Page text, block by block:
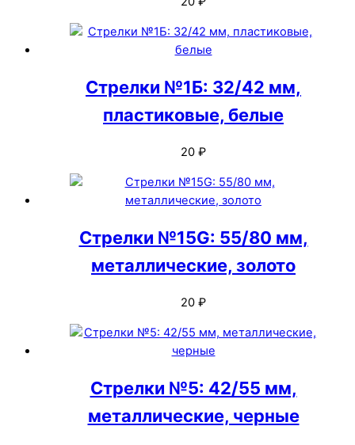
Стрелки №1Б: 32/42 мм,
пластиковые, белые
20 ₽
Стрелки №15G: 55/80 мм,
металлические, золото
20 ₽
Стрелки №5: 42/55 мм,
металлические, черные